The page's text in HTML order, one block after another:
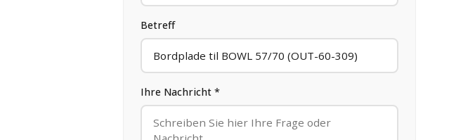
Betreff
Ihre Nachricht *